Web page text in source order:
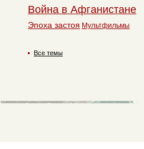
Война в Афганистане
Эпоха застоя Мультфильмы
Все темы